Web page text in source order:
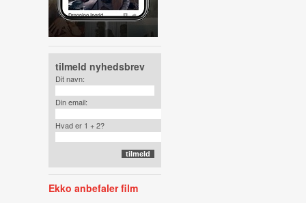
tilmeld nyhedsbrev
Dit navn:
Din email:
Hvad er 1 + 2?
Ekko anbefaler film